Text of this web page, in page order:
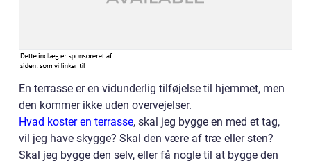
En terrasse er en vidunderlig tilføjelse til hjemmet, men
den kommer ikke uden overvejelser.
Hvad koster en terrasse, skal jeg bygge en med et tag,
vil jeg have skygge? Skal den være af træ eller sten?
Skal jeg bygge den selv, eller få nogle til at bygge den